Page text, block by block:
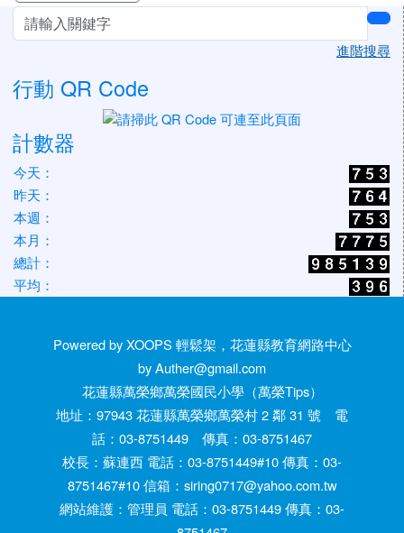
左邊區域內容
進階搜尋
行動 QR Code
計數器
今天：
昨天：
本週：
本月：
總計：
平均：
Powered by XOOPS 輕鬆架，花蓮縣教育網路中心
by Auther@gmail.com
花蓮縣萬榮鄉萬榮國民小學（萬榮Tips）
地址：97943 花蓮縣萬榮鄉萬榮村 2 鄰 31 號 電
話：03-8751449 傳真：03-8751467
校長：蘇連西 電話：03-8751449#10 傳真：03-
8751467#10 信箱：siring0717@yahoo.com.tw
網站維護：管理員 電話：03-8751449 傳真：03-